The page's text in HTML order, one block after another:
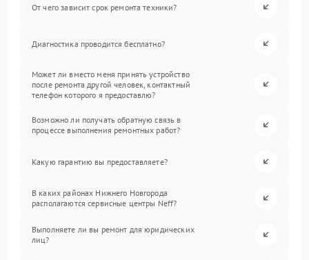
От чего зависит срок ремонта техники?
Диагностика проводится бесплатно?
Может ли вместо меня принять устройство
после ремонта другой человек, контактный
телефон которого я предоставлю?
Возможно ли получать обратную связь в
процессе выполнения ремонтных работ?
Какую гарантию вы предоставляете?
В каких районах Нижнего Новгорода
располагаются сервисные центры Neff?
Выполняете ли вы ремонт для юридических
лиц?